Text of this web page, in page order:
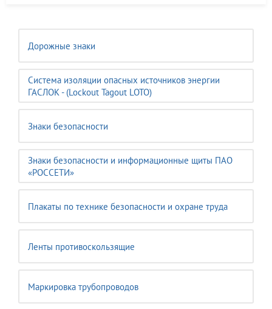
Дорожные знаки
Система изоляции опасных источников энергии
ГАСЛОК - (Lockout Tagout LOTO)
Знаки безопасности
Знаки безопасности и информационные щиты ПАО
«РОССЕТИ»
Плакаты по технике безопасности и охране труда
Ленты противоскользящие
Маркировка трубопроводов